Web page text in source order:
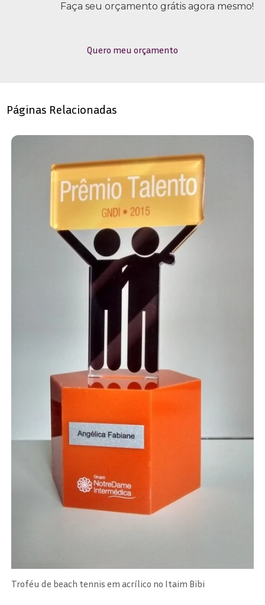
Faça seu orçamento grátis agora mesmo!
Quero meu orçamento
Páginas Relacionadas
Troféu de beach tennis em acrílico no Itaim Bibi